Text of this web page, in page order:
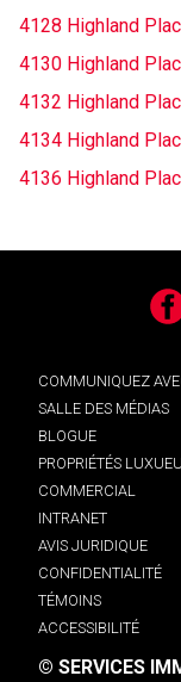
4128 Highland
4130 Highland
4132 Highland
4134 Highland
4136 Highland
COMMUNIQUEZ
SALLE DES MÉDIAS
BLOGUE
PROPRIÉTÉS
COMMERCIAL
INTRANET
AVIS JURIDIQUE
CONFIDENTIALITÉ
TÉMOINS
ACCESSIBILITÉ
© SERVICES